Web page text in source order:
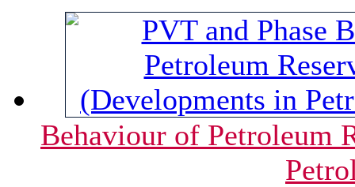
Behaviour of Petroleum